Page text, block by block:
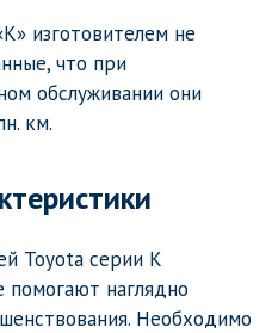
изготовителем не
что при
обслуживании они
км.
Toyota серии К
помогают наглядно
Необходимо